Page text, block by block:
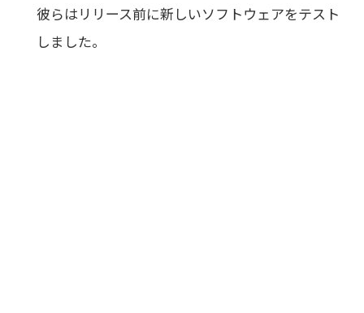
彼らはリリース前に新しいソフトウェアをテスト
しました。